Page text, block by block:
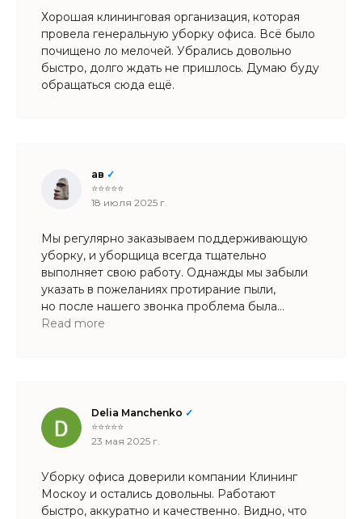
Хорошая клининговая организация, которая
провела генеральную уборку офиса. Всё было
почищено ло мелочей. Убрались довольно
быстро, долго ждать не пришлось. Думаю буду
обращаться сюда ещё.
ав ✓
⭐⭐⭐⭐⭐
18 июля 2025 г.
Мы регулярно заказываем поддерживающую
уборку, и уборщица всегда тщательно
выполняет свою работу. Однажды мы забыли
указать в пожеланиях протирание пыли,
но после нашего звонка проблема была
оперативно решена. Перед уборкой
Read more
Delia Manchenko ✓
⭐⭐⭐⭐⭐
23 мая 2025 г.
Уборку офиса доверили компании Клининг
Москоу и остались довольны. Работают
быстро, аккуратно и качественно. Видно, что